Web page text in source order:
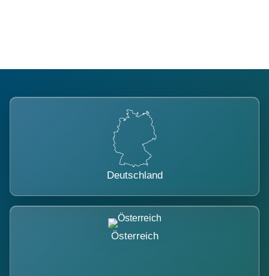
Deutschland
Österreich